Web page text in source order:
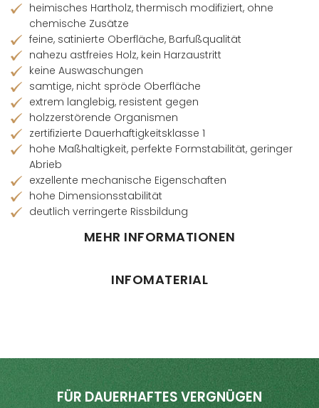
heimisches Hartholz, thermisch modifiziert, ohne
chemische Zusätze
feine, satinierte Oberfläche, Barfußqualität
nahezu astfreies Holz, kein Harzaustritt
keine Auswaschungen
samtige, nicht spröde Oberfläche
extrem langlebig, resistent gegen
holzzerstörende Organismen
zertifizierte Dauerhaftigkeitsklasse 1
hohe Maßhaltigkeit, perfekte Formstabilität, geringer
Abrieb
exzellente mechanische Eigenschaften
hohe Dimensionsstabilität
deutlich verringerte Rissbildung
MEHR INFORMATIONEN
INFOMATERIAL
FÜR DAUERHAFTES VERGNÜGEN